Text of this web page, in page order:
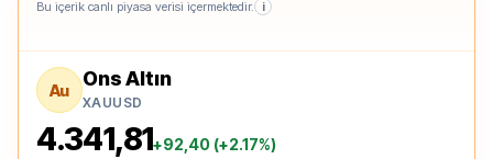
Bu içerik canlı piyasa verisi içermektedir. i
Au Ons Altın
XAUUSD
4.341,81+92,40 (+2.17%)